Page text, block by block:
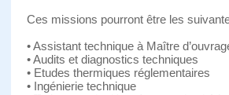
Ces missions pourront être les
• Assistant technique à Maître
• Audits et diagnostics techniques
• Etudes thermiques réglementaires
• Ingénierie technique